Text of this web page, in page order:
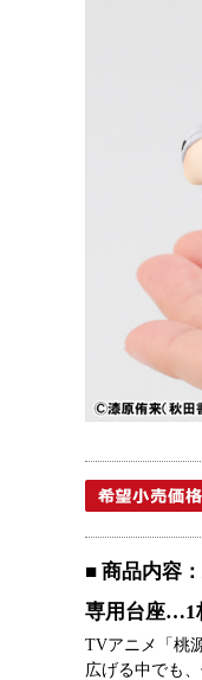
■ 商品内容
専用台座…1
TVアニメ「桃
広げる中でも